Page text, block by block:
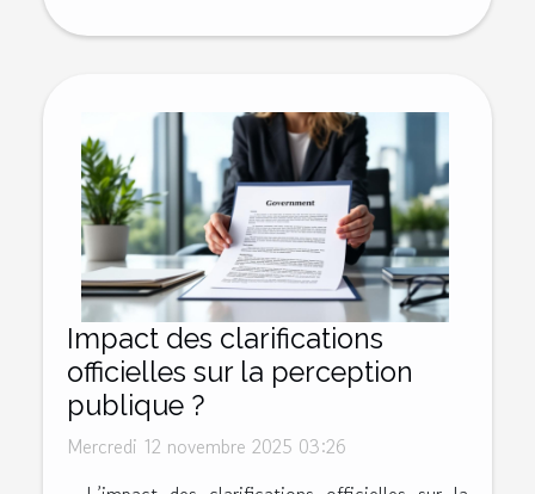
Impact des clarifications
officielles sur la perception
publique ?
Mercredi 12 novembre 2025 03:26